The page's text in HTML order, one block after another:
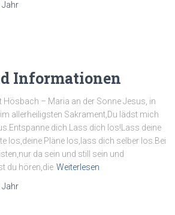
Jahr
Informationen
– Maria an der Sonne Jesus, in
allerheiligsten Sakrament,Du lädst mich
dich.Lass dich los!Lass deine
los,deine Pläne los,lass dich selber los.Bei
da sein und still sein und
du hören,die Weiterlesen
Jahr